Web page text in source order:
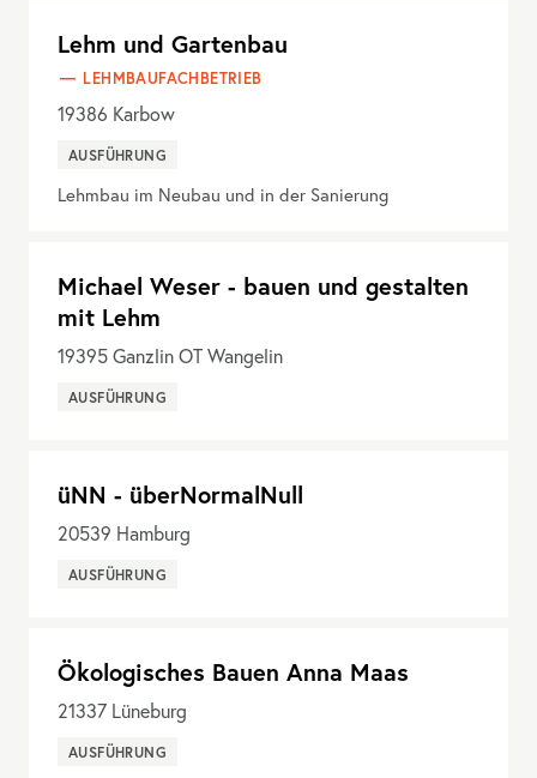
Lehm und Gartenbau
LEHMBAUFACHBETRIEB
19386 Karbow
AUSFÜHRUNG
Lehmbau im Neubau und in der Sanierung
Michael Weser - bauen und gestalten
mit Lehm
19395Ganzlin OT Wangelin
AUSFÜHRUNG
üNN - überNormalNull
20539 Hamburg
AUSFÜHRUNG
Ökologisches Bauen Anna Maas
21337 Lüneburg
AUSFÜHRUNG